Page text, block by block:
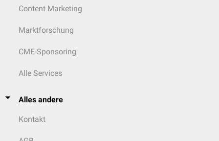
Content Marketing
Marktforschung
CME-Sponsoring
Alle Services
Alles andere
Kontakt